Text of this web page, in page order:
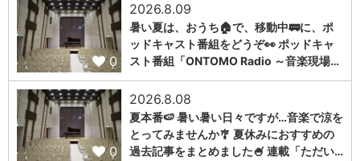
0
2026.8.09
暑い夏は、おうち🏠で、移動中🚃に、ポ
ッドキャスト番組をどうぞ👀 ポッドキャ
スト番組「ONTOMO Radio ～音楽現場…
0
2026.8.08
夏本番🍉 暑い暑い日々ですが…音楽で涼を
とってみませんか🎐 夏休みにおすすめの
過去記事をまとめました🍧 連載「ただい…